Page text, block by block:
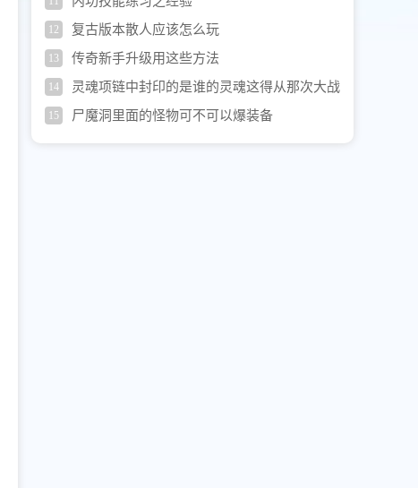
12 复古版本散人应该怎么玩
13 传奇新手升级用这些方法
14
灵魂项链中封印的是谁的灵魂这得从那次大战
说起
15 尸魔洞里面的怪物可不可以爆装备